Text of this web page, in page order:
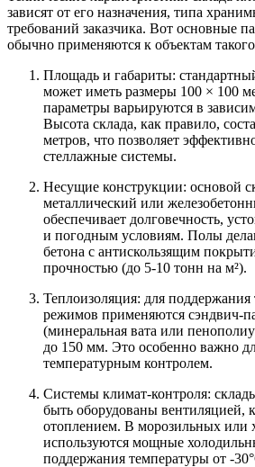
зависят от его назначения, типа
требований заказчика. Вот основные
обычно применяются к объектам
Площадь и габариты:
может иметь размеры 100 × 100
параметры варьируются в
Высота склада, как правило,
метров, что позволяет
стеллажные системы.
Несущие конструкции: основой
металлический или
обеспечивает долговечность,
и погодным условиям. Полы
бетона с антискользящим
прочностью (до 5-10 тонн на м²).
Теплоизоляция: для
режимов применяются сэндвич-
(минеральная вата или
до 150 мм. Это особенно важно
температурным контролем.
Системы климат-контроля:
быть оборудованы вентиляцией,
отоплением. В морозильных или
используются мощные
поддержания температуры от -